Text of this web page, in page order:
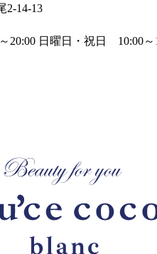
2-14-13
20:00 日曜日・祝日 10:00～